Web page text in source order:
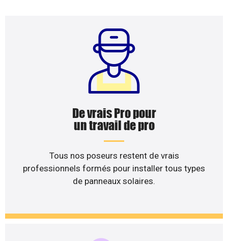
De vrais Pro pour
un travail de pro
Tous nos poseurs restent de vrais
professionnels formés pour installer tous types
de panneaux solaires.